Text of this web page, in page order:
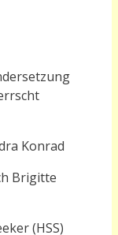
Konrad
Brigitte
(HSS)